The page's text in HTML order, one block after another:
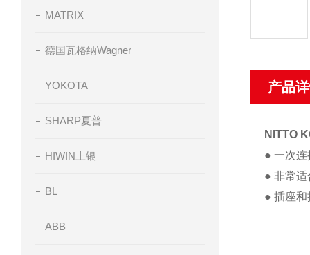
MATRIX
德国瓦格纳Wagner
YOKOTA
SHARP夏普
HIWIN上银
BL
ABB
产品
NITTO
● 一次
● 非常
● 插座